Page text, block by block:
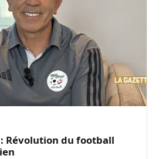
Révolution du football